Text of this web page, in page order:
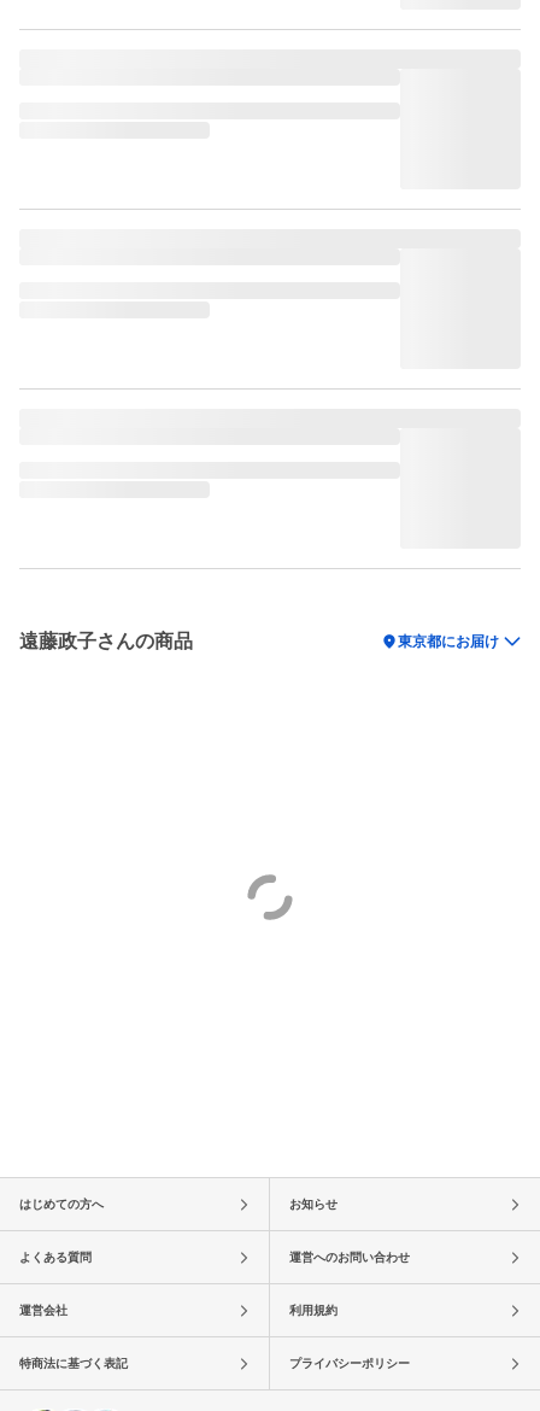
遠藤政子さんの商品 location_on東京都にお届け
はじめての方へ お知らせ
よくある質問 運営へのお問い合わせ
運営会社 利用規約
特商法に基づく表記 プライバシーポリシー